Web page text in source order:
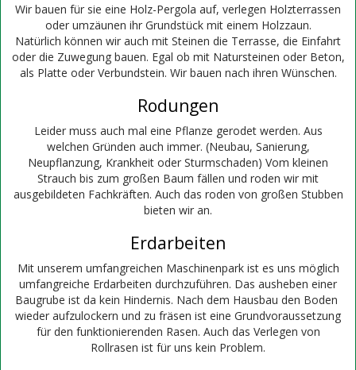
Wir bauen für sie eine Holz-Pergola auf, verlegen Holzterrassen
oder umzäunen ihr Grundstück mit einem Holzzaun.
Natürlich können wir auch mit Steinen die Terrasse, die Einfahrt
oder die Zuwegung bauen. Egal ob mit Natursteinen oder Beton,
als Platte oder Verbundstein. Wir bauen nach ihren Wünschen.
Rodungen
Leider muss auch mal eine Pflanze gerodet werden. Aus
welchen Gründen auch immer. (Neubau, Sanierung,
Neupflanzung, Krankheit oder Sturmschaden) Vom kleinen
Strauch bis zum großen Baum fällen und roden wir mit
ausgebildeten Fachkräften. Auch das roden von großen Stubben
bieten wir an.
Erdarbeiten
Mit unserem umfangreichen Maschinenpark ist es uns möglich
umfangreiche Erdarbeiten durchzuführen. Das ausheben einer
Baugrube ist da kein Hindernis. Nach dem Hausbau den Boden
wieder aufzulockern und zu fräsen ist eine Grundvoraussetzung
für den funktionierenden Rasen. Auch das Verlegen von
Rollrasen ist für uns kein Problem.